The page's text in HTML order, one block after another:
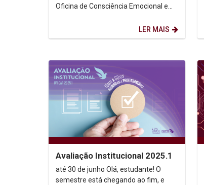
Oficina de Consciência Emocional e
LER MAIS
Avaliação Institucional 2025.1
até 30 de junho Olá, estudante! O
semestre está chegando ao fim, e